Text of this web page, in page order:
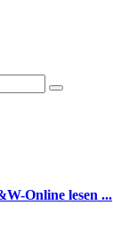
Online lesen ...